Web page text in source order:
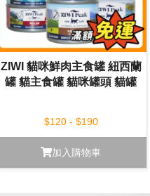
ZIWI 貓咪鮮肉主食罐 紐西蘭
罐 貓主食罐 貓咪罐頭 貓罐
$120 - $190
加入購物車